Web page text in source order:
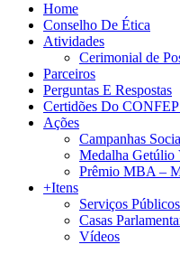
Home
Conselho De Ética
Atividades
Cerimonial de
Parceiros
Perguntas E Respostas
Certidões Do
Ações
Campanhas
Medalha Getúlio
Prêmio MBA –
+Itens
Serviços Públicos
Casas
Vídeos